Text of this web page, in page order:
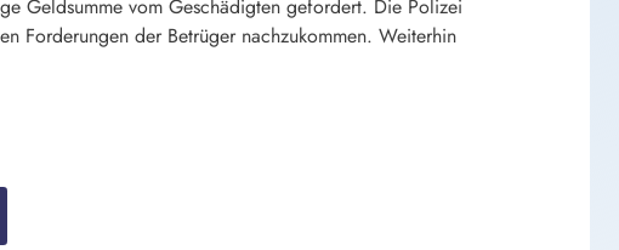
Geldsumme vom Geschädigten gefordert. Die Polizei
Forderungen der Betrüger nachzukommen. Weiterhin